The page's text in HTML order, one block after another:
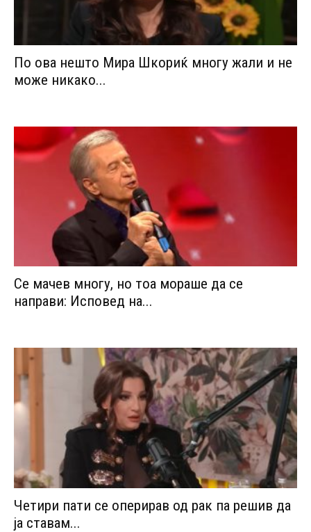
По ова нешто Мира Шкориќ многу жали и не
може никако...
Се мачев многу, но тоа мораше да се
направи: Исповед на...
Четири пати се оперирав од рак па решив да
ја ставам...